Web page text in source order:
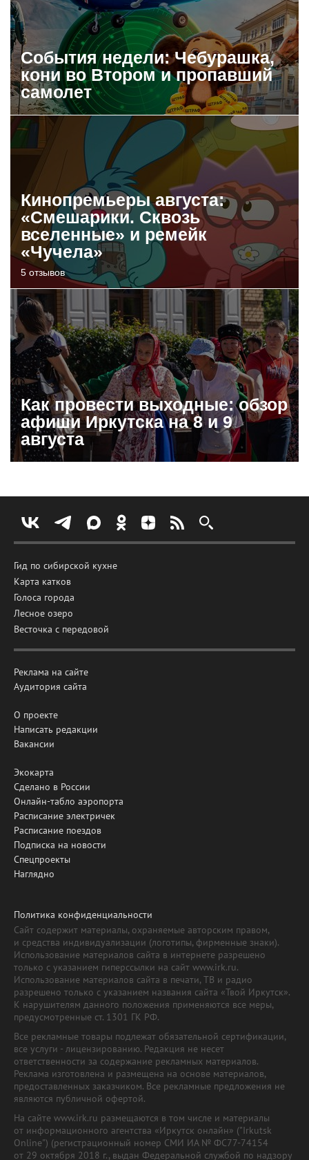
События недели: Чебурашка,
кони во Втором и пропавший
самолет
Кинопремьеры августа:
«Смешарики. Сквозь
вселенные» и ремейк
«Чучела»
5 отзывов
Как провести выходные: обзор
афиши Иркутска на 8 и 9
августа
Гид по сибирской кухне
Карта катков
Голоса города
Лесное озеро
Весточка с передовой
Реклама на сайте
Аудитория сайта
О проекте
Написать редакции
Вакансии
Экокарта
Сделано в России
Онлайн-табло аэропорта
Расписание электричек
Расписание поездов
Подписка на новости
Спецпроекты
Наглядно
Политика конфиденциальности
Сайт содержит материалы, охраняемые авторским правом,
и средства индивидуализации (логотипы, фирменные знаки).
Использование материалов сайта в интернете разрешено
только с указанием гиперссылки на сайт www.irk.ru.
Использование материалов сайта в печати, ТВ и радио
разрешено только с указанием названия сайта «Твой Иркутск».
К нарушителям данного положения применяются все меры,
предусмотренные ст. 1301 ГК РФ.
Все рекламные товары подлежат обязательной сертификации,
все услуги - лицензированию. Редакция не несет
ответственности за содержание рекламных материалов.
Реклама изготовлена и размещена на основе материалов,
предоставленных заказчиком. Все рекламные предложения не
являются публичной офертой.
На сайте www.irk.ru размещаются в том числе и материалы
от информационного агентства «Иркутск онлайн» ("Irkutsk
Online") (регистрационный номер СМИ ИА № ФС77-74154
от 29 октября 2018 г., выдан Федеральной службой по надзору